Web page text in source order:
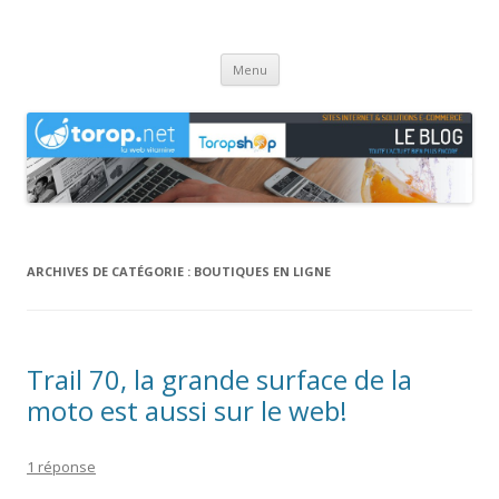
Menu Aller
contenu
ARCHIVES DE CATÉGORIE : BOUTIQUES EN LIGNE
Trail 70, la grande surface de la
moto est aussi sur le web!
1 réponse